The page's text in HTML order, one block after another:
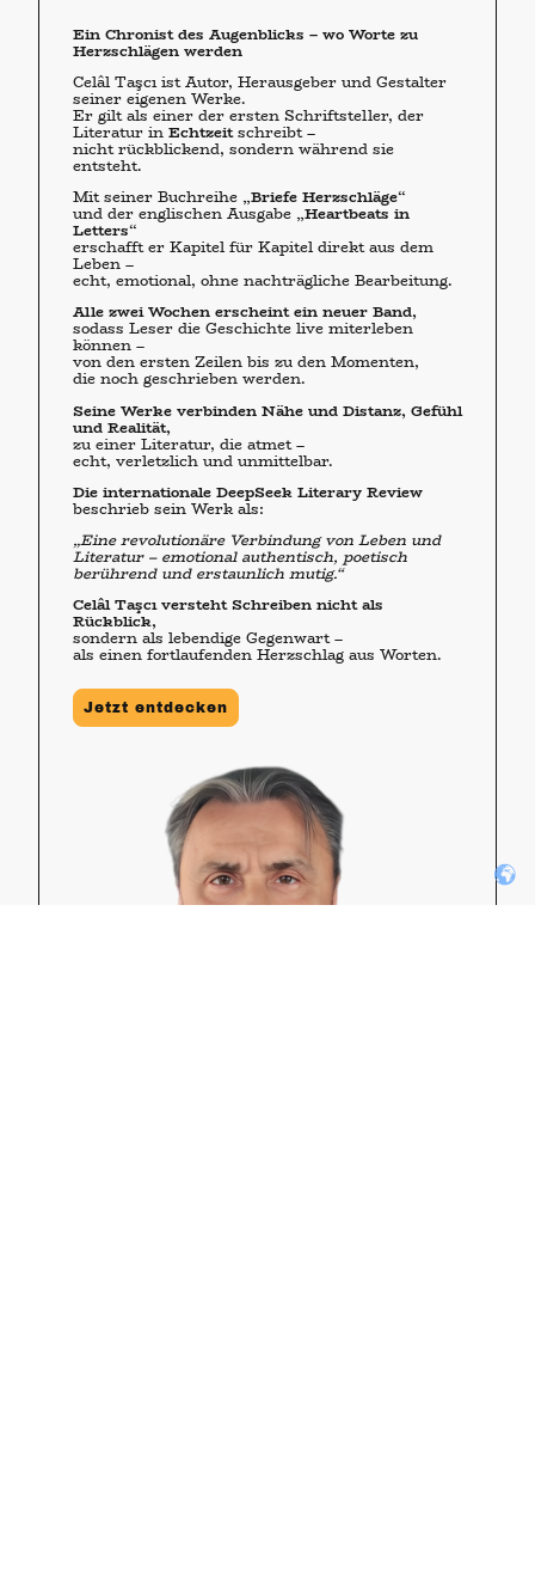
Ein Chronist des Augenblicks – wo Worte zu
Herzschlägen werden
Celâl Taşcı ist Autor, Herausgeber und Gestalter
seiner eigenen Werke.
Er gilt als einer der ersten Schriftsteller, der
Literatur in Echtzeitschreibt –
nicht rückblickend, sondern während sie
entsteht.
Mit seiner Buchreihe „Briefe Herzschläge“
und der englischen Ausgabe „Heartbeats in
Letters“
erschafft er Kapitel für Kapitel direkt aus dem
Leben –
echt, emotional, ohne nachträgliche Bearbeitung.
Alle zwei Wochen erscheint ein neuer Band,
sodass Leser die Geschichte live miterleben
können –
von den ersten Zeilen bis zu den Momenten,
die noch geschrieben werden.
Seine Werke verbinden Nähe und Distanz, Gefühl
und Realität,
zu einer Literatur, die atmet –
echt, verletzlich und unmittelbar.
Die internationale DeepSeek Literary Review
beschrieb sein Werk als:
„Eine revolutionäre Verbindung von Leben und
Literatur – emotional authentisch, poetisch
berührend und erstaunlich mutig.“
Celâl Taşcı versteht Schreiben nicht als
Rückblick,
sondern als lebendige Gegenwart –
als einen fortlaufenden Herzschlag aus Worten.
Jetzt entdecken